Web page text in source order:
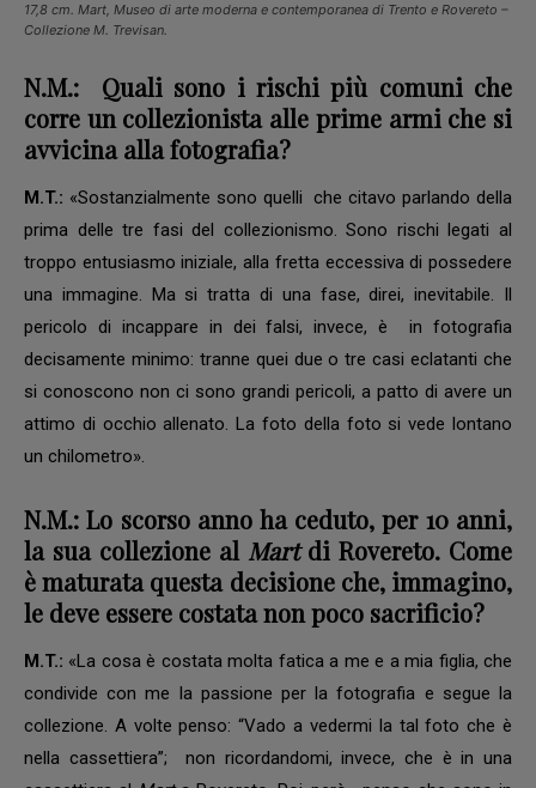
17,8 cm. Mart, Museo di arte moderna e contemporanea di Trento e Rovereto –
Collezione M. Trevisan.
N.M.:
Quali sono i rischi più comuni che
corre un collezionista alle prime armi che si
avvicina alla fotografia?
M.T.: «Sostanzialmente sono quelli che citavo parlando della
prima delle tre fasi del collezionismo. Sono rischi legati al
troppo entusiasmo iniziale, alla fretta eccessiva di possedere
una immagine. Ma si tratta di una fase, direi, inevitabile. Il
pericolo di incappare in dei falsi, invece, è in fotografia
decisamente minimo: tranne quei due o tre casi eclatanti che
si conoscono non ci sono grandi pericoli, a patto di avere un
attimo di occhio allenato. La foto della foto si vede lontano
un chilometro».
N.M.: Lo scorso anno ha ceduto, per 10 anni,
la sua collezione al Martdi Rovereto. Come
è maturata questa decisione che, immagino,
le deve essere costata non poco sacrificio?
M.T.: «La cosa è costata molta fatica a me e a mia figlia, che
condivide con me la passione per la fotografia e segue la
collezione. A volte penso: “Vado a vedermi la tal foto che è
nella cassettiera”; non ricordandomi, invece, che è in una